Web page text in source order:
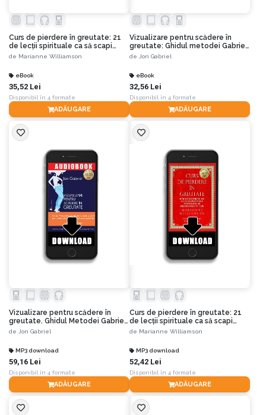
Curs de pierdere în greutate: 21
de lecţii spirituale ca să scapi
pentru totdeauna de kilogramele
de Marianne Williamson
eBook
35,52 Lei
Disponibil în 4 formate
ADĂUGARE
Vizualizare pentru scădere în
greutate: Ghidul metodei Gabriel
de folosire a minţii pentru
de Jon Gabriel
eBook
32,56 Lei
Disponibil în 4 formate
ADĂUGARE
Vizualizare pentru scădere în
greutate. Ghidul Metodei Gabriel
de folosire a minţii pentru
de Jon Gabriel
MP3 download
59,16 Lei
Disponibil în 4 formate
ADĂUGARE
Curs de pierdere în greutate: 21
de lecţii spirituale ca să scapi
pentru totdeauna de kilogramele
de Marianne Williamson
MP3 download
52,42 Lei
Disponibil în 4 formate
ADĂUGARE